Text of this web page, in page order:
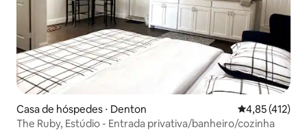
Casa de hóspedes ⋅ Denton 4,85 de uma
4,85 (412)
The Ruby, Estúdio - Entrada privativa/banheiro/cozinha